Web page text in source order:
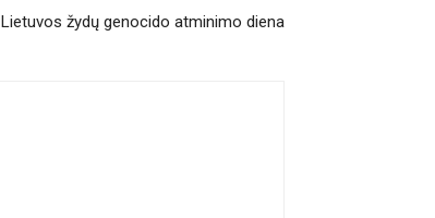
Lietuvos žydų genocido atminimo diena